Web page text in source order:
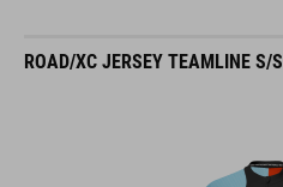
ROAD/XC JERSEY TEAMLINE S/S